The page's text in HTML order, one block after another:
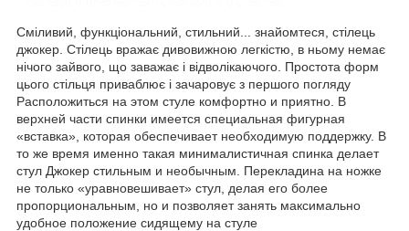
Сміливий, функціональний, стильний... знайомтеся, стілець
джокер. Стілець вражає дивовижною легкістю, в ньому немає
нічого зайвого, що заважає і відволікаючого. Простота форм
цього стільця приваблює і зачаровує з першого погляду
Расположиться на этом стуле комфортно и приятно. В
верхней части спинки имеется специальная фигурная
«вставка», которая обеспечивает необходимую поддержку. В
то же время именно такая минималистичная спинка делает
стул Джокер стильным и необычным. Перекладина на ножке
не только «уравновешивает» стул, делая его более
пропорциональным, но и позволяет занять максимально
удобное положение сидящему на стуле